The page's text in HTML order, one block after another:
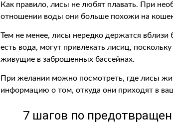
Как правило, лисы не любят плавать. При
отношении воды они больше похожи на
Тем не менее, лисы нередко держатся
есть вода, могут привлекать лисиц,
живущие в заброшенных бассейнах.
При желании можно посмотреть, где лисы
информацию о том, откуда они приходят в
7 шагов по